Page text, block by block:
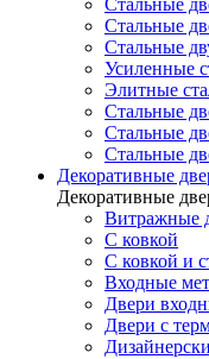
Стальные
Стальные
Стальные
Усиленные
Элитные
Стальные
Стальные
Стальные
Декоративные
Декоративные
Витражные
С ковкой
С ковкой и
Входные
Двери
Двери с